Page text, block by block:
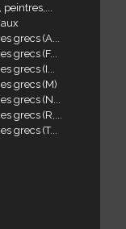
grecs (A...
grecs (F...
grecs (I...
grecs (M)
grecs (N...
grecs (R,...
grecs (T...